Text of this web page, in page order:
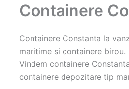
Containere
Containere Constanta la
maritime si containere birou.
Vindem containere
containere depozitare tip